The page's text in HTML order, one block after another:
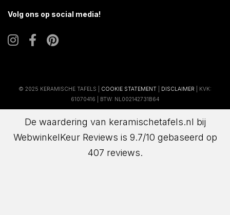
Volg ons op social media!
© 2025 KERAMISCHE TAFELS | COOKIE STATEMENT DISCLAIMER | KVK:
61070416 | BTW: NL002142731B64
De waardering van keramischetafels.nl bij
WebwinkelKeur Reviews is 9.7/10 gebaseerd op
407 reviews.